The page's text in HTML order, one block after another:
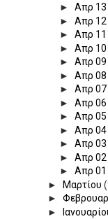
►Απρ
►Απρ
►Απρ
►Απρ
►Απρ
►Απρ
►Απρ
►Απρ
►Απρ
►Απρ
►Απρ
►Απρ
►Απρ
► Μαρτίου
►
►